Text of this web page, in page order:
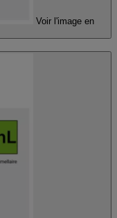
Voir l'image en